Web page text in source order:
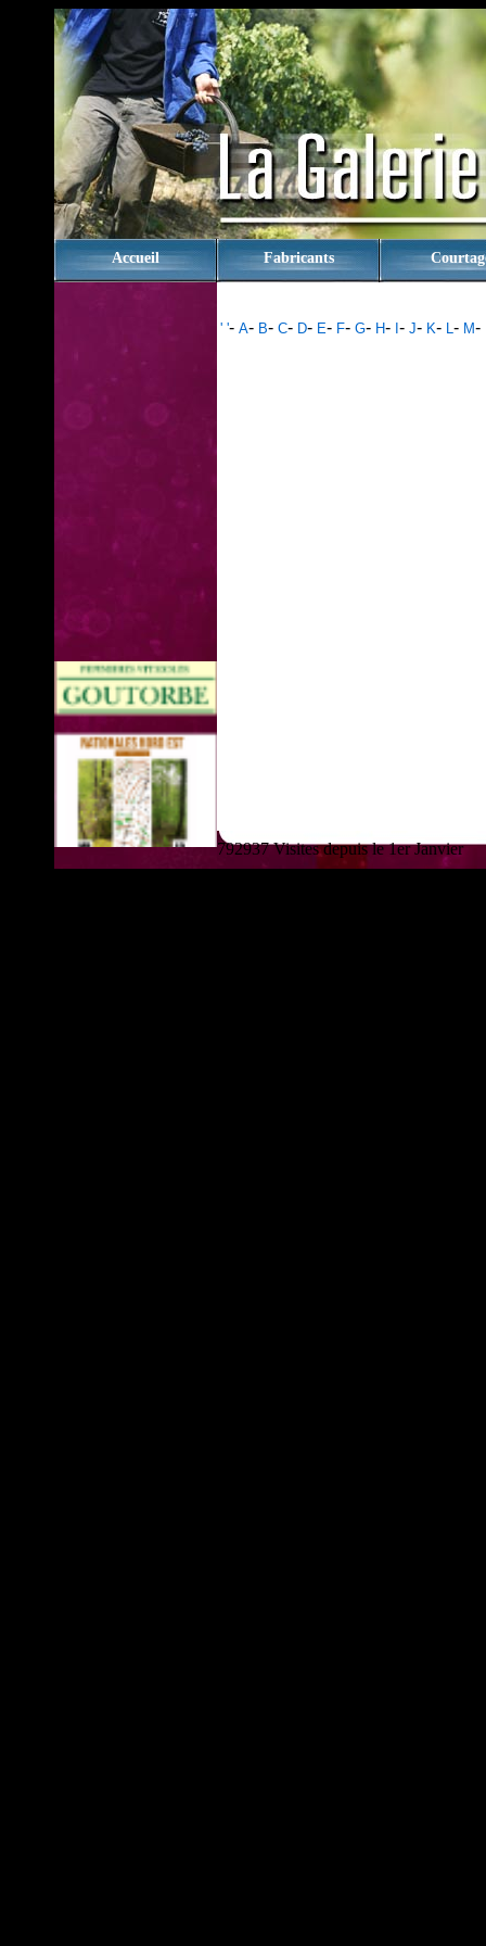
Accueil Fabricants
' '- A- B- C- D- E- F- G- H- - J- K- L- M-
792937 Visites depuis le 1er Janvier